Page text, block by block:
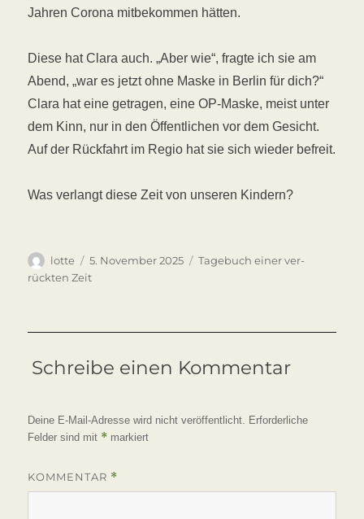
Jahren Corona mitbekommen hätten.
Diese hat Clara auch. „Aber wie“, fragte ich sie am
Abend, „war es jetzt ohne Maske in Berlin für dich?“
Clara hat eine getragen, eine OP-Maske, meist unter
dem Kinn, nur in den Öffentlichen vor dem Gesicht.
Auf der Rückfahrt im Regio hat sie sich wieder befreit.
Was verlangt diese Zeit von unseren Kindern?
Autor
lotte
Veröffentlicht
am
5. November 2025 Kategorien
Tagebuch einer ver-
rückten Zeit
Schreibe einen Kommentar
Deine E-Mail-Adresse wird nicht veröffentlicht. Erforderliche
Felder sind mit * markiert
KOMMENTAR *